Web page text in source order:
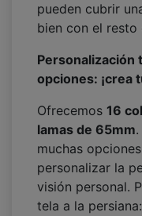
pueden cubrir
bien con el resto
Personalización
opciones: ¡crea
Ofrecemos 16
lamas de 65mm
muchas
personalizar la
visión personal.
tela a la persiana: